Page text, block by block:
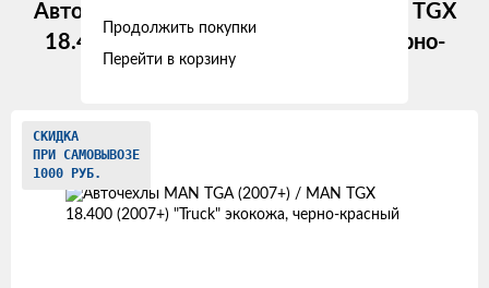
Авточехлы MAN TGA (2007+) / MAN TGX
18.400 (2007+) "Truck" экокожа, черно-
красный
Изображения
товаров
СКИДКА
ПРИ САМОВЫВОЗЕ
1000 РУБ.
Продолжить покупки
Перейти в корзину